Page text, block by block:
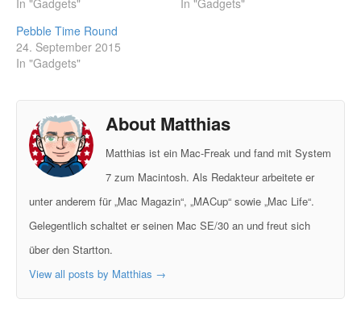
In "Gadgets"
In "Gadgets"
Pebble Time Round
24. September 2015
In "Gadgets"
About Matthias
Matthias ist ein Mac-Freak und fand mit System
7 zum Macintosh. Als Redakteur arbeitete er
unter anderem für „Mac Magazin“, „MACup“ sowie „Mac Life“.
Gelegentlich schaltet er seinen Mac SE/30 an und freut sich
über den Startton.
View all posts by Matthias →